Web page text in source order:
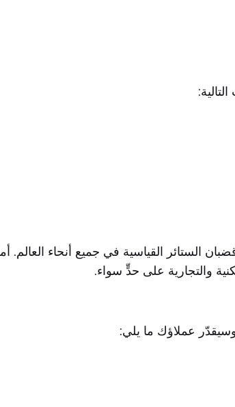
مع معظم قضبان الستائر القياسية في جميع أنحاء
عملاؤك ما يلي: